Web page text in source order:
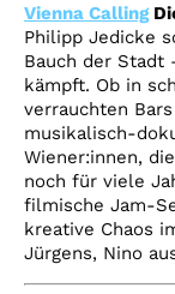
Vienna Calling
Philipp Jedicke
Bauch der
kämpft. Ob in
verrauchten
musikalisch-
Wiener:innen,
noch für viele
filmische Jam-
kreative Chaos
Jürgens, Nino